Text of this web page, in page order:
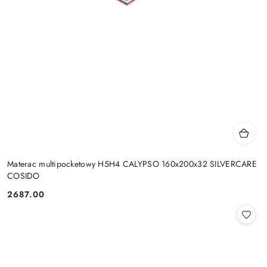
Materac multipocketowy H5H4 CALYPSO 160x200x32 SILVERCARE
COSIDO
Cena:
2687.00